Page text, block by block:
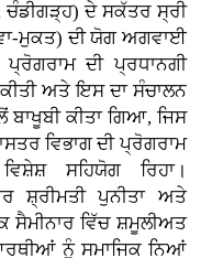
ਚੰਡੀਗੜ੍ਹ) ਦੇ ਸਕੱਤਰ ਸ੍ਰੀ
ਮੁਕਤ) ਦੀ ਯੋਗ ਅਗਵਾਈ
ਦੀ ਪ੍ਰਧਾਨਗੀ
ਕੀਤੀ ਅਤੇ ਇਸ ਦਾ ਸੰਚਾਲਨ
ਕੀਤਾ ਗਿਆ, ਜਿਸ
ਵਿਭਾਗ ਦੀ ਪ੍ਰੋਗਰਾਮ
ਸਹਿਯੋਗ ਰਿਹਾ।
ਸ਼੍ਰੀਮਤੀ ਪੁਨੀਤਾ ਅਤੇ
ਸੈਮੀਨਾਰ ਵਿੱਚ ਸ਼ਮੂਲੀਅਤ
ਨੂੰ ਸਮਾਜਿਕ ਨਿਆਂ